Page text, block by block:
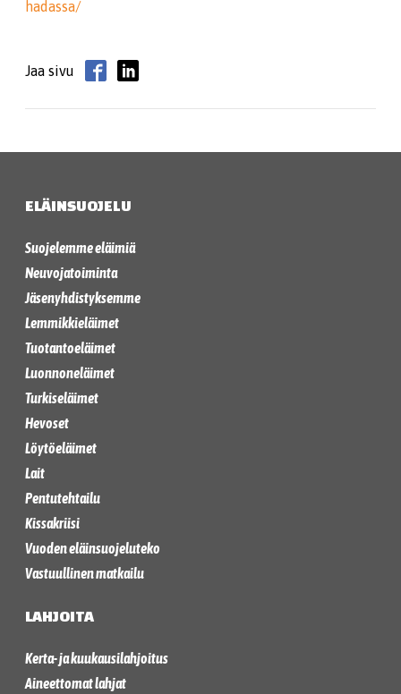
hadassa/
Jaa sivu
ELÄINSUOJELU
Suojelemme eläimiä
Neuvojatoiminta
Jäsenyhdistyksemme
Lemmikkieläimet
Tuotantoeläimet
Luonnoneläimet
Turkiseläimet
Hevoset
Löytöeläimet
Lait
Pentutehtailu
Kissakriisi
Vuoden eläinsuojeluteko
Vastuullinen matkailu
LAHJOITA
Kerta- ja kuukausilahjoitus
Aineettomat lahjat